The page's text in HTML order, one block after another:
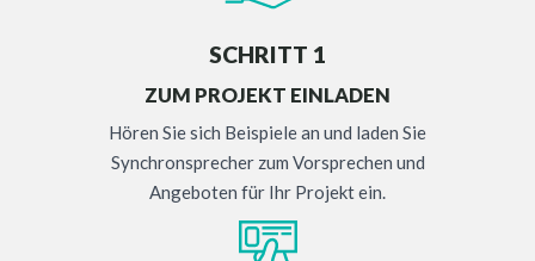
SCHRITT 1
ZUM PROJEKT EINLADEN
Hören Sie sich Beispiele an und laden Sie
Synchronsprecher zum Vorsprechen und
Angeboten für Ihr Projekt ein.